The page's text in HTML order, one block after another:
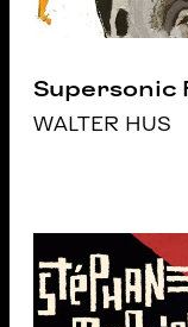
Supersonic
WALTER HUS